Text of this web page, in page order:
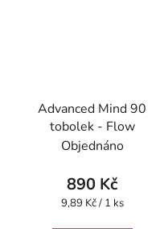
Advanced Mind 90
tobolek - Flow
Objednáno
890 Kč
Měrná
9,89 Kč / 1 ks